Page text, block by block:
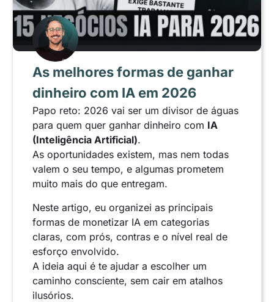
As melhores formas de ganhar
dinheiro com IA em 2026
Papo reto: 2026 vai ser um divisor de águas
para quem quer ganhar dinheiro com IA
(Inteligência Artificial).
As oportunidades existem, mas nem todas
valem o seu tempo, e algumas prometem
muito mais do que entregam.
Neste artigo, eu organizei as principais
formas de monetizar IA em categorias
claras, com prós, contras e o nível real de
esforço envolvido.
A ideia aqui é te ajudar a escolher um
caminho consciente, sem cair em atalhos
ilusórios.